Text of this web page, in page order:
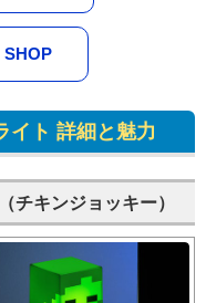
SHOP
イト 詳細と魅力
チキンジョッキー）